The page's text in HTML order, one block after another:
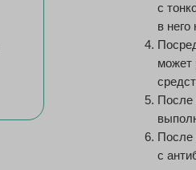
с
в
может
После
После
с